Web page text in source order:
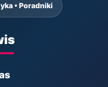
• Poradniki